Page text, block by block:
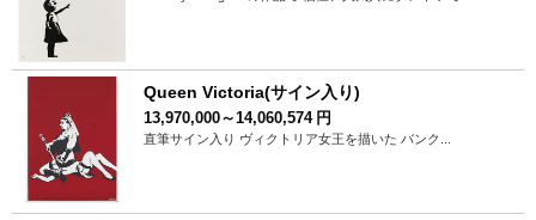
Queen Victoria(サイン入り)
13,970,000～14,060,574 円
直筆サイン入り ヴィクトリア女王を描いた バンク...